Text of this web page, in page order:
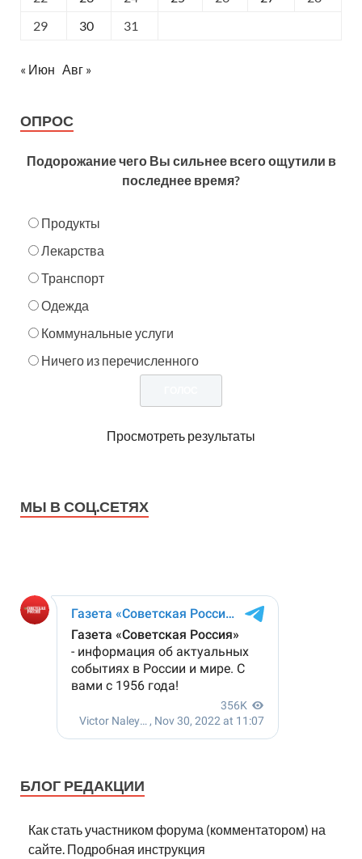
29
30 31
« Июн Авг »
ОПРОС
Подорожание чего Вы сильнее всего ощутили в
последнее время?
Продукты
Лекарства
Транспорт
Одежда
Коммунальные услуги
Ничего из перечисленного
Просмотреть результаты
МЫ В СОЦ.СЕТЯХ
БЛОГ РЕДАКЦИИ
Как стать участником форума (комментатором) на
сайте. Подробная инструкция